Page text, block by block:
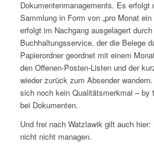
Dokumentenmanagements. Es erfolgt
Sammlung in Form von „pro Monat
erfolgt im Nachgang ausgelagert
Buchhaltungsservice, der die Belege
Papierordner geordnet mit einem
den Offenen-Posten-Listen und der
wieder zurück zum Absender
sich noch kein Qualitätsmerkmal – by
bei Dokumenten.
Und frei nach Watzlawik gilt auch
nicht nicht managen.